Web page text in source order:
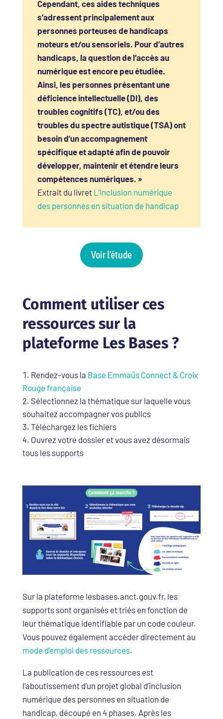
Cependant, ces aides techniques
s’adressent principalement aux
personnes porteuses de handicaps
moteurs et/ou sensoriels. Pour d’autres
handicaps, la question de l’accès au
numérique est encore peu étudiée.
Ainsi, les personnes présentant une
déficience intellectuelle (DI), des
troubles cognitifs (TC), et/ou des
troubles du spectre autistique (TSA) ont
besoin d’un accompagnement
spécifique et adapté afin de pouvoir
développer, maintenir et étendre leurs
compétences numériques. »
Extrait du livret L’inclusion numérique
des personnes en situation de handicap
Voir l'étude
Comment utiliser ces
ressources sur la
plateforme Les Bases ?
Rendez-vous la Base Emmaüs Connect & Croix
Rouge française
Sélectionnez la thématique sur laquelle vous
souhaitez accompagner vos publics
Téléchargez les fichiers
Ouvrez votre dossier et vous avez désormais
tous les supports
Sur la plateforme lesbases.anct.gouv.fr, les
supports sont organisés et triés en fonction de
leur thématique identifiable par un code couleur.
Vous pouvez également accéder directement au
mode d’emploi des ressources.
La publication de ces ressources est
l’aboutissement d’un projet global d’inclusion
numérique des personnes en situation de
handicap, découpé en 4 phases. Après les